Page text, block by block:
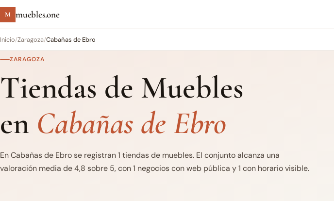
M muebles.one
Inicio/Zaragoza/Cabañas de Ebro
ZARAGOZA
Tiendas de Muebles
en Cabañas de Ebro
En Cabañas de Ebro se registran 1 tiendas de muebles. El conjunto alcanza una
valoración media de 4,8 sobre 5, con 1 negocios con web pública y 1 con horario visible.